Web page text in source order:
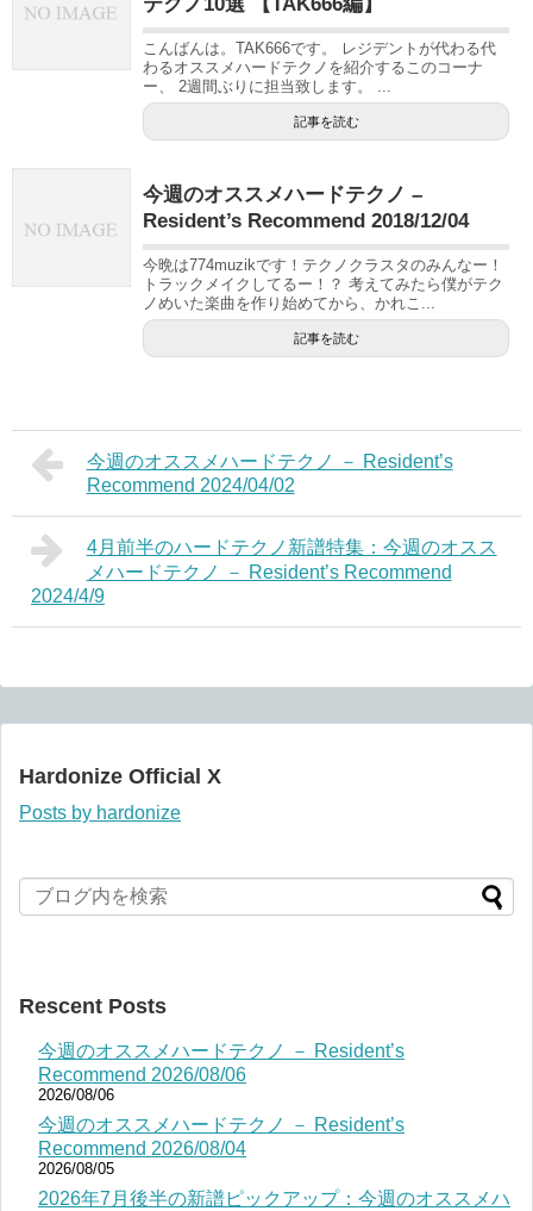
こんばんは。TAK666です。 レジデントが代わる代
わるオススメハードテクノを紹介するこのコーナ
ー、 2週間ぶりに担当致します。 ...
記事を読む
今週のオススメハードテクノ –
Resident’s Recommend 2018/12/04
今晩は774muzikです！テクノクラスタのみんなー！
トラックメイクしてるー！？ 考えてみたら僕がテク
ノめいた楽曲を作り始めてから、かれこ...
記事を読む
今週のオススメハードテクノ － Resident’s
Recommend 2024/04/02
4月前半のハードテクノ新譜特集：今週のオスス
メハードテクノ － Resident’s Recommend
2024/4/9
Hardonize Official X
Posts by hardonize
Rescent Posts
今週のオススメハードテクノ － Resident’s
Recommend 2026/08/06
2026/08/06
今週のオススメハードテクノ － Resident’s
Recommend 2026/08/04
2026/08/05
2026年7月後半の新譜ピックアップ：今週のオススメハ